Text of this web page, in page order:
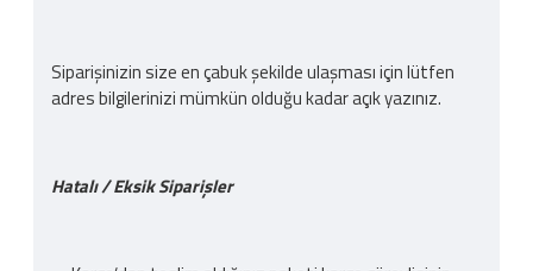
Siparişinizin size en çabuk şekilde ulaşması için lütfen
adres bilgilerinizi mümkün olduğu kadar açık yazınız.
Hatalı / Eksik Siparişler